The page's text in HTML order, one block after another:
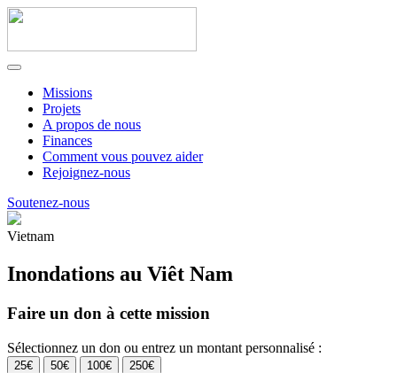
Missions
Projets
A propos de nous
Finances
Comment vous pouvez aider
Rejoignez-nous
Soutenez-nous
Vietnam
Inondations au Viêt Nam
Faire un don à cette mission
Sélectionnez un don ou entrez un montant personnalisé :
25€ 50€ 100€ 250€